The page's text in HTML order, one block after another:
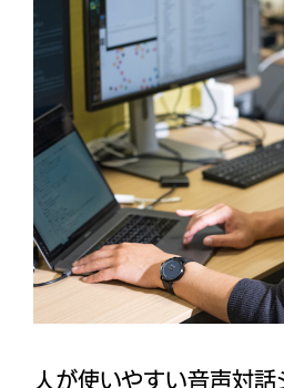
人が使いやすい音声対話